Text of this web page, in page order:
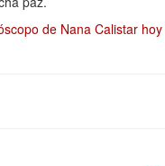
de Nana Calistar